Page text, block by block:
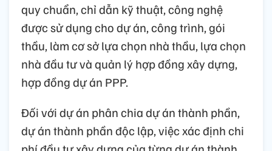
quy chuẩn, chỉ dẫn kỹ thuật, công nghệ
được sử dụng cho dự án, công trình, gói
thầu, làm cơ sở lựa chọn nhà thầu, lựa chọn
nhà đầu tư và quản lý hợp đồng xây dựng,
hợp đồng dự án PPP.
Đối với dự án phân chia dự án thành phần,
dự án thành phần độc lập, việc xác định chi